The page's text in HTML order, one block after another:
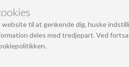
website til at genkende dig, huske
deles med tredjepart. Ved